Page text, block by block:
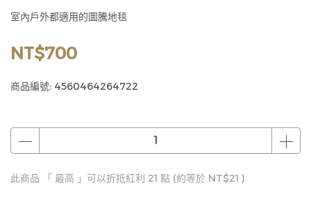
室內戶外都適用的圖騰地毯
NT$700
商品編號: 4560464264722
此商品 「 最高 」可以折抵紅利 21 點 (約等於 NT$21 )